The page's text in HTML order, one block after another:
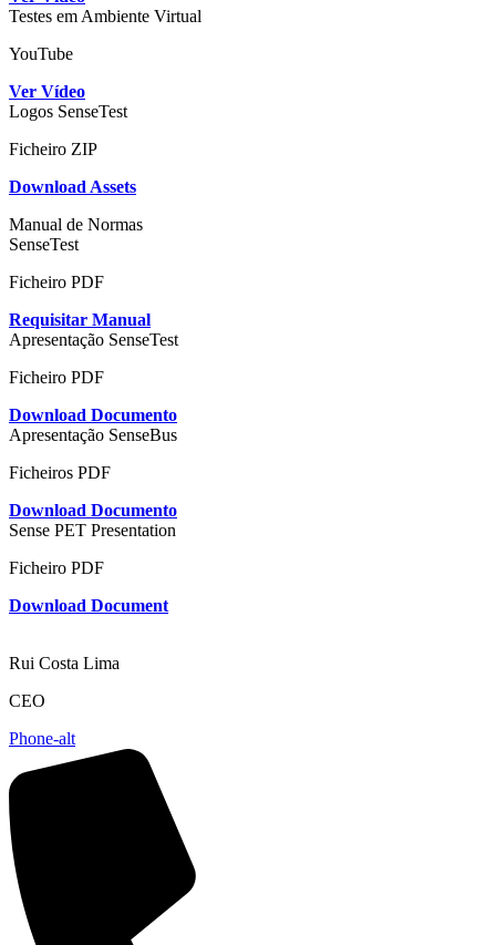
Testes em Ambiente Virtual
YouTube
Ver Vídeo
Logos SenseTest
Ficheiro ZIP
Download Assets
Manual de Normas
SenseTest
Ficheiro PDF
Requisitar Manual
Apresentação SenseTest
Ficheiro PDF
Download Documento
Apresentação SenseBus​
Ficheiros PDF
Download Documento
Sense PET Presentation
Ficheiro PDF
Download Document
Rui Costa Lima
CEO
Phone-alt